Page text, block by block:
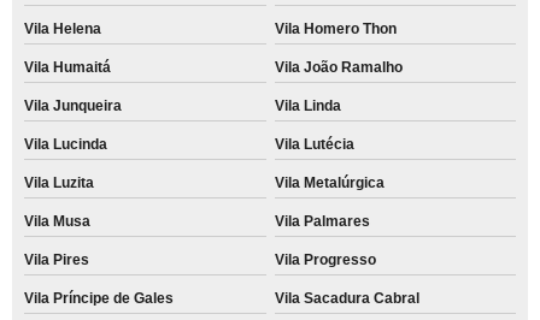
Vila Helena Vila Homero Thon
Vila Humaitá Vila João Ramalho
Vila Junqueira Vila Linda
Vila Lucinda Vila Lutécia
Vila Luzita Vila Metalúrgica
Vila Musa Vila Palmares
Vila Pires Vila Progresso
Vila Príncipe de Gales Vila Sacadura Cabral